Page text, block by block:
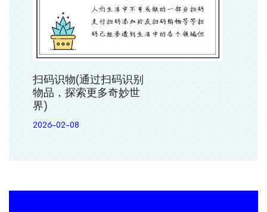
扫码识物(通过扫码识别
物品，探索更多奇妙世
界)
2026-02-08